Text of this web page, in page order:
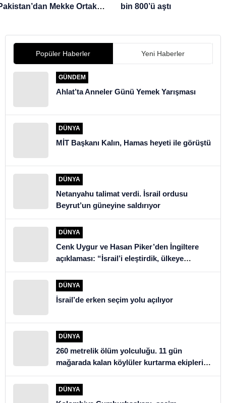
Mekke Ortak
bin 800’ü aştı
Popüler Haberler Yeni Haberler
GÜNDEM
Ahlat’ta Anneler Günü Yemek Yarışması
DÜNYA
MİT Başkanı Kalın, Hamas heyeti ile görüştü
DÜNYA
Netanyahu talimat verdi. İsrail ordusu
Beyrut’un güneyine saldırıyor
DÜNYA
Cenk Uygur ve Hasan Piker’den İngiltere
açıklaması: “İsrail’i eleştirdik, ülkeye
alınmadık”
DÜNYA
İsrail’de erken seçim yolu açılıyor
DÜNYA
260 metrelik ölüm yolculuğu. 11 gün
mağarada kalan köylüler kurtarma ekiplerini
şoke etti
DÜNYA